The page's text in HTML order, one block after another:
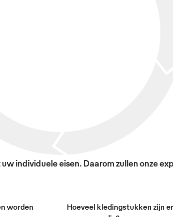
individuele eisen. Daarom zullen onze
worden
Hoeveel kledingstukken zijn